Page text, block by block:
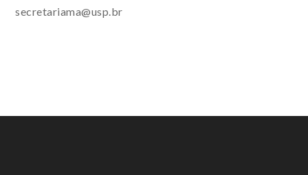
secretariama@usp.br